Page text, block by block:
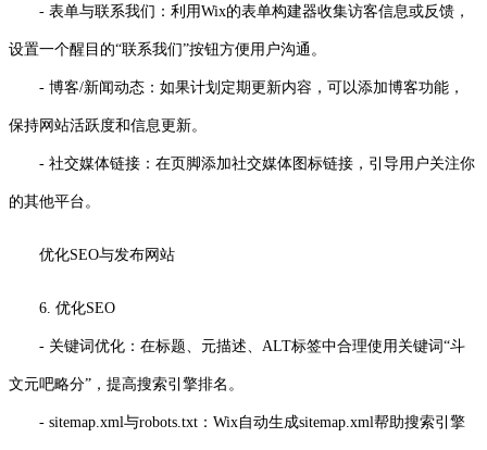
- 表单与联系我们：利用Wix的表单构建器收集访客信息或反馈，
设置一个醒目的“联系我们”按钮方便用户沟通。
- 博客/新闻动态：如果计划定期更新内容，可以添加博客功能，
保持网站活跃度和信息更新。
- 社交媒体链接：在页脚添加社交媒体图标链接，引导用户关注你
的其他平台。
优化SEO与发布网站
6. 优化SEO
- 关键词优化：在标题、元描述、ALT标签中合理使用关键词“斗
文元吧略分”，提高搜索引擎排名。
- sitemap.xml与robots.txt：Wix自动生成sitemap.xml帮助搜索引擎